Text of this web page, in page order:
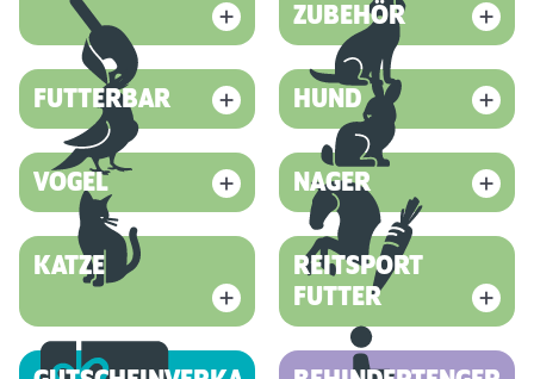
ZUBEHÖR
FUTTERBAR HUND
VOGEL NAGER
KATZE
REITSPORT
FUTTER